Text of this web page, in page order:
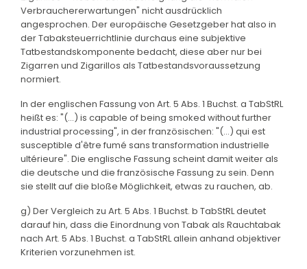
Verbrauchererwartungen" nicht ausdrücklich
angesprochen. Der europäische Gesetzgeber hat also in
der Tabaksteuerrichtlinie durchaus eine subjektive
Tatbestandskomponente bedacht, diese aber nur bei
Zigarren und Zigarillos als Tatbestandsvoraussetzung
normiert.
In der englischen Fassung von Art. 5 Abs. 1 Buchst. a TabStRL
heißt es: "(...) is capable of being smoked without further
industrial processing", in der französischen: "(...) qui est
susceptible d'être fumé sans transformation industrielle
ultérieure". Die englische Fassung scheint damit weiter als
die deutsche und die französische Fassung zu sein. Denn
sie stellt auf die bloße Möglichkeit, etwas zu rauchen, ab.
g) Der Vergleich zu Art. 5 Abs. 1 Buchst. b TabStRL deutet
darauf hin, dass die Einordnung von Tabak als Rauchtabak
nach Art. 5 Abs. 1 Buchst. a TabStRL allein anhand objektiver
Kriterien vorzunehmen ist.